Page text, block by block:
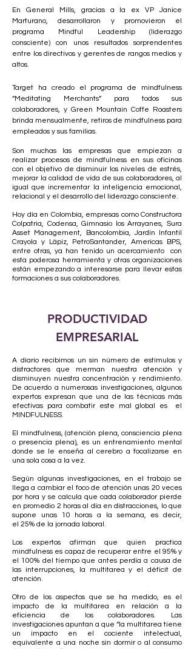
En General Mills, gracias a la ex VP Janice
Marturano, desarrollaron y promovieron el
programa Mindful Leadership (liderazgo
consciente) con unos resultados sorprendentes
entre los directivos y gerentes de rangos medios y
altos.
Target ha creado el programa de mindfulness
“Meditating Merchants” para todos sus
colaboradores, y Green Mountain Coffe Roasters
brinda mensualmente, retiros de mindfulness para
empleados y sus familias.
Son muchas las empresas que empiezan a
realizar procesos de mindfulness en sus oficinas
con el objetivo de disminuir los niveles de estrés,
mejorar la calidad de vida de sus colaboradores, al
igual que incrementar la inteligencia emocional,
relacional y el desarrollo del liderazgo consciente.
Hoy día en Colombia, empresas como Constructora
Colpatria, Codensa, Gimnasio los Arrayanes, Sura
Asset Management, Bancolombia, Jardín Infantil
Crayola y Lápiz, PetroSantander, Americas BPS,
entre otras, ya han tenido un acercamiento con
esta poderosa herramienta y otras organizaciones
están empezando a interesarse para llevar estas
formaciones a sus colaboradores.
PRODUCTIVIDAD
EMPRESARIAL
A diario recibimos un sin número de estímulos y
distractores que merman nuestra atención y
disminuyen nuestra concentración y rendimiento.
De acuerdo a numerosas investigaciones, algunos
expertos expresan que una de las técnicas más
efectivas para combatir este mal global es el
MINDFULNESS.
El mindfulness, (atención plena, consciencia plena
o presencia plena), es un entrenamiento mental
donde se le enseña al cerebro a focalizarse en
una sola cosa a la vez.
Según algunas investigaciones, en el trabajo se
llega a cambiar el foco de atención unas 20 veces
por hora y se calcula que cada colaborador pierde
en promedio 2 horas al día en distracciones, lo que
supone unas 10 horas a la semana, es decir,
el 25% de la jornada laboral.
Los expertos afirman que quien practica
mindfulness es capaz de recuperar entre el 95% y
el 100% del tiempo que antes perdía a causa de
las interrupciones, la multitarea y el déficit de
atención.
Otro de los aspectos que se ha medido, es el
impacto de la multitarea en relación a la
eficiencia de los colaboradores. Las
investigaciones apuntan a que “la multitarea tiene
un impacto en el cociente intelectual,
equivalente a una noche sin dormir o al consumo